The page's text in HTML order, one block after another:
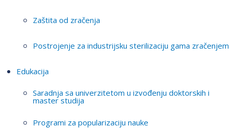
Zaštita od zračenja
Postrojenje za industrijsku sterilizaciju gama zračenjem
Edukacija
Saradnja sa univerzitetom u izvođenju doktorskih i
master studija
Programi za popularizaciju nauke